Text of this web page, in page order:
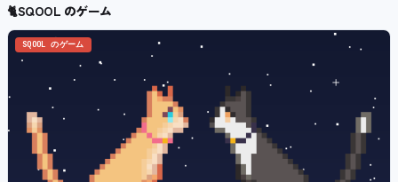
🐈SQOOL のゲーム
SQOOL のゲーム